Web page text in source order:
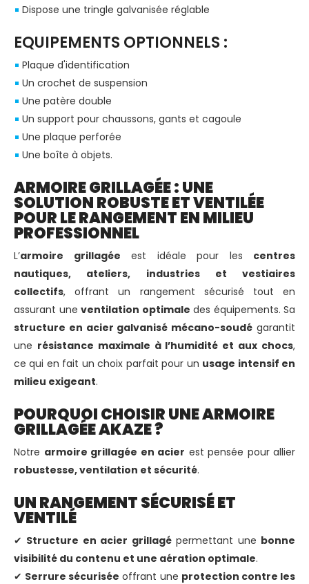
Dispose une tringle galvanisée réglable
EQUIPEMENTS OPTIONNELS :
Plaque d'identification
Un crochet de suspension
Une patère double
Un support pour chaussons, gants et cagoule
Une plaque perforée
Une boîte à objets.
ARMOIRE GRILLAGÉE : UNE
SOLUTION ROBUSTE ET VENTILÉE
POUR LE RANGEMENT EN MILIEU
PROFESSIONNEL
L’armoire grillagée est idéale pour les centres
nautiques, ateliers, industries et vestiaires
collectifs, offrant un rangement sécurisé tout en
assurant une ventilation optimale des équipements. Sa
structure en acier galvanisé mécano-soudé garantit
une résistance maximale à l’humidité et aux chocs,
ce qui en fait un choix parfait pour un usage intensif en
milieu exigeant.
POURQUOI CHOISIR UNE ARMOIRE
GRILLAGÉE AKAZE ?
Notre armoire grillagée en acier est pensée pour allier
robustesse, ventilation et sécurité.
UN RANGEMENT SÉCURISÉ ET
VENTILÉ
✔ Structure en acier grillagépermettant une bonne
visibilité du contenu et une aération optimale.
✔ Serrure sécurisée offrant une protection contre les